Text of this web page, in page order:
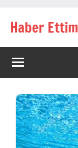
Haber Ettim